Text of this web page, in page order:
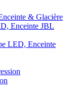
& Glacière
Enceinte JBL
LED, Enceinte